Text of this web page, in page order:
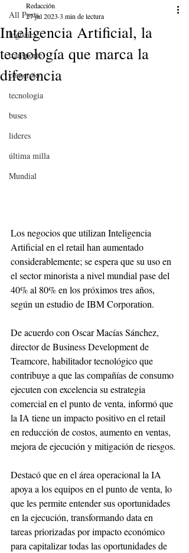
All Posts
logistica
transporte
comercio
tecnologia
buses
lideres
última milla
Mundial
Inteligencia Artificial, la
tecnología que marca la
diferencia
Redacción
27 jul 2023 3 min de lectura
Los negocios que utilizan Inteligencia
Artificial en el retail han aumentado
considerablemente; se espera que su uso en
el sector minorista a nivel mundial pase del
40% al 80% en los próximos tres años,
según un estudio de IBM Corporation.
De acuerdo con Oscar Macías Sánchez,
director de Business Development de
Teamcore, habilitador tecnológico que
contribuye a que las compañías de consumo
ejecuten con excelencia su estrategia
comercial en el punto de venta, informó que
la IA tiene un impacto positivo en el retail
en reducción de costos, aumento en ventas,
mejora de ejecución y mitigación de riesgos.
Destacó que en el área operacional la IA
apoya a los equipos en el punto de venta, lo
que les permite entender sus oportunidades
en la ejecución, transformando data en
tareas priorizadas por impacto económico
para capitalizar todas las oportunidades de